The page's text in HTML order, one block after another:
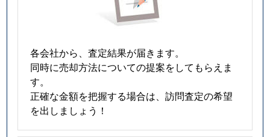
各会社から、査定結果が届きます。
同時に売却方法についての提案をしてもらえま
す。
正確な金額を把握する場合は、訪問査定の希望
を出しましょう！